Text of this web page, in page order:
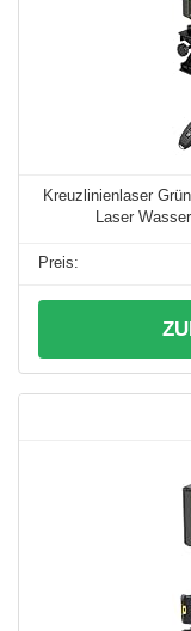
Kreuzlinienlaser
Laser